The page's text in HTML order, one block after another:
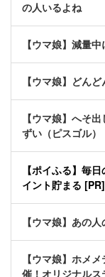
の人いるよね
【ウマ娘】減量
【ウマ娘】どん
【ウマ娘】へそ
ずい（ピスゴル）
【ポイふる】毎
イント貯まる [PR]
【ウマ娘】あの
【ウマ娘】ホメ
催！オリジナルス